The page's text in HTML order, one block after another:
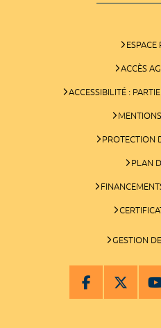
ESPACE
ACCÈS
ACCESSIBILITÉ :
PROTECTION
PLAN
GESTION